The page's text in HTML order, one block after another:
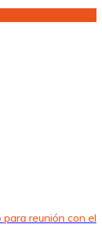
reunión con el